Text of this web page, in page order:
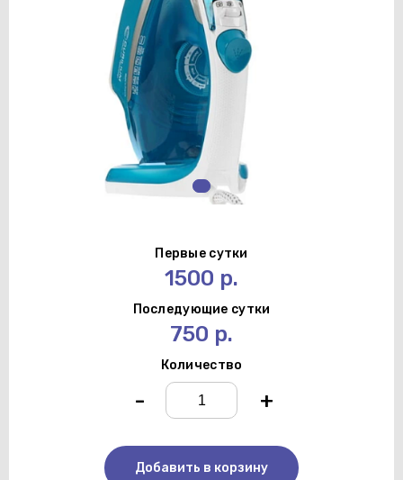
Первые сутки
1500 р.
Последующие сутки
750 р.
Количество
- +
Добавить в корзину